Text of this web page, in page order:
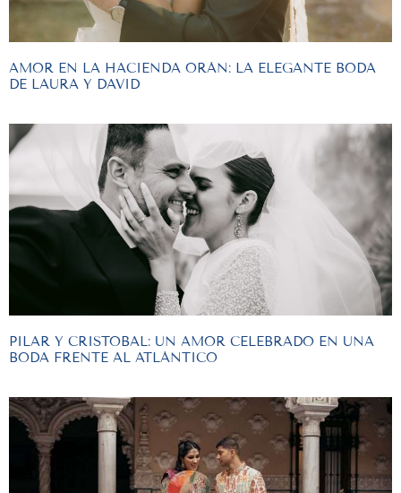
AMOR EN LA HACIENDA ORÁN: LA ELEGANTE BODA
DE LAURA Y DAVID
PILAR Y CRISTOBAL: UN AMOR CELEBRADO EN UNA
BODA FRENTE AL ATLÁNTICO